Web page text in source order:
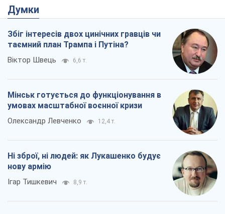
Думки
Збіг інтересів двох цинічних гравців чи
таємний план Трампа і Путіна?
Віктор Швець 6,6 т.
Мінськ готується до функціонування в
умовах масштабної воєнної кризи
Олександр Левченко 12,4 т.
Ні зброї, ні людей: як Лукашенко будує
нову армію
Ігар Тишкевич 8,9 т.